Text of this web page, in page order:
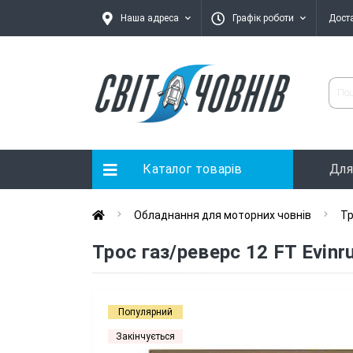
Наша адреса Графік роботи
Каталог товарів
Обладнання для моторних човнів
Трос газ/реверс 12 FT
Популярний
Закінчується